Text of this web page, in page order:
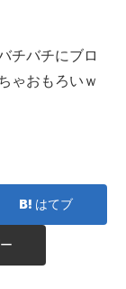
チバチにブロ
ゃおもろいｗ
はてブ